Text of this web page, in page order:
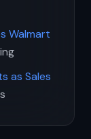
Walmart
as Sales